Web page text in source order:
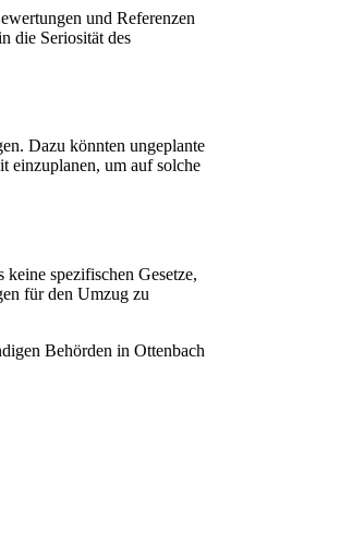
und Referenzen
die Seriosität des
Dazu könnten ungeplante
einzuplanen, um auf solche
spezifischen Gesetze,
für den Umzug zu
Behörden in Ottenbach